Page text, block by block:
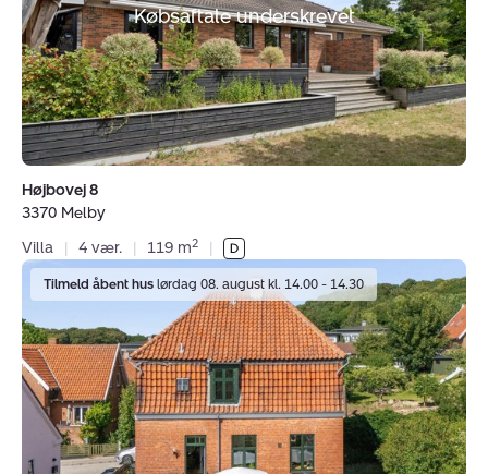
Købsaftale underskrevet
Højbovej 8
3370 Melby
Villa
| 4 vær. | 119 m2 |
Villa:
Fredens
Alle
14,
Bakkegaderne,
3300
Frederiksværk
Tilmeld åbent hus lørdag 08. august kl. 14.00 - 14.30